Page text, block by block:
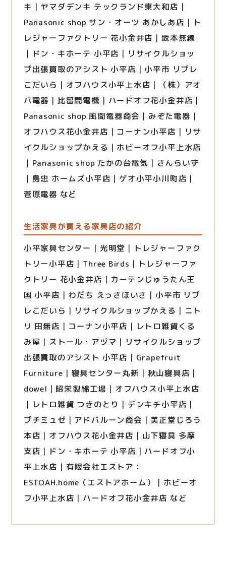
キ｜ヤマダデンキ テックランド東大和店｜
Panasonic shop サン・オーツ あかしあ店｜ト
レジャーファクトリー 花小金井店｜坂本無線
｜ドン・キホーテ 小平店｜リサイクルショッ
プ出張買取のアシスト 小平店｜小平市 リプレ
こだいら｜オフハウス小平上水店｜（株）アオ
バ電器｜比留間電機｜ハードオフ花小金井店｜
Panasonic shop 風間電器商会｜みぞた電器｜
オフハウス花小金井店｜コーナン小平店｜リサ
イクルショップかえる｜ホビーオフ小平上水店
｜Panasonic shop たかの台電気｜さんらいず
｜島忠 ホームズ小平店｜ゲオ小平小川町店｜
菅原電器 など
生活家具が買える家具店の紹介
小平家具センター｜光明堂｜トレジャーファク
トリー小平店｜Three Birds｜トレジャーファ
クトリー 花小金井店｜カーテンじゅうたん王
国 小平店｜わだち えっさほいさ｜小平市 リプ
レこだいら｜リサイクルショップかえる｜ニト
リ 田無店｜コーナン小平店｜レトロ雑貨くる
み屋｜ストール・アヅマ｜リサイクルショップ
出張買取のアシスト 小平店｜Grapefruit
Furniture｜寝具センター丸新｜秋山寝具店｜
dowel｜昭栄製綿工場｜オフハウス小平上水店
｜レトロ雑貨 つきのとり｜デンキチ小平店｜
プチミュゼ｜アドバルーン商会｜美正堂じろう
本店｜オフハウス花小金井店｜山下寝具 多摩
支店｜ドン・キホーテ 小平店｜ハードオフ小
平上水店｜有限会社エストア：
ESTOAH.home（エストアホーム）｜ホビーオ
フ小平上水店｜ハードオフ花小金井店 など